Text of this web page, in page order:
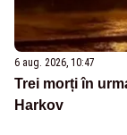
6 aug. 2026, 10:47
Trei morți în
Harkov